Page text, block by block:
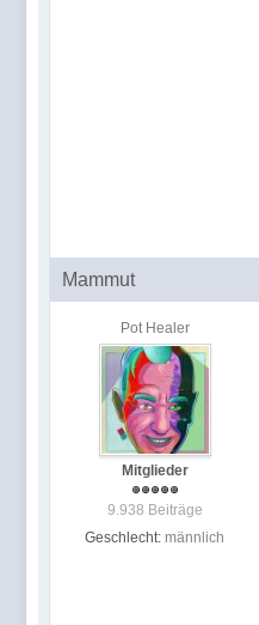
Mammut
Pot Healer
Mitglieder
9.938 Beiträge
Geschlecht: männlich